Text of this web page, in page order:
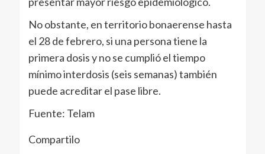
No obstante, en territorio bonaerense hasta
el 28 de febrero, si una persona tiene la
primera dosis y no se cumplió el tiempo
mínimo interdosis (seis semanas) también
puede acreditar el pase libre.
Fuente: Telam
Compartilo